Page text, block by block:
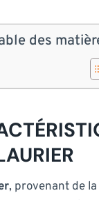
des
, provenant de